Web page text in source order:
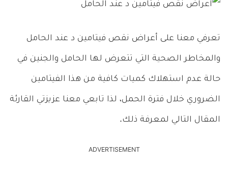
تعرفي معنا على أعراض نقص فيتامين د عند الحامل
والمخاطر الصحية التي تتعرض لها الحامل والجنين في
حالة عدم استهلاك كميات كافية من هذا الفيتامين
الضروري خلال فترة الحمل، لذا تابعي معنا عزيزتي القارئة
المقال التالي لمعرفة ذلك.
ADVERTISEMENT